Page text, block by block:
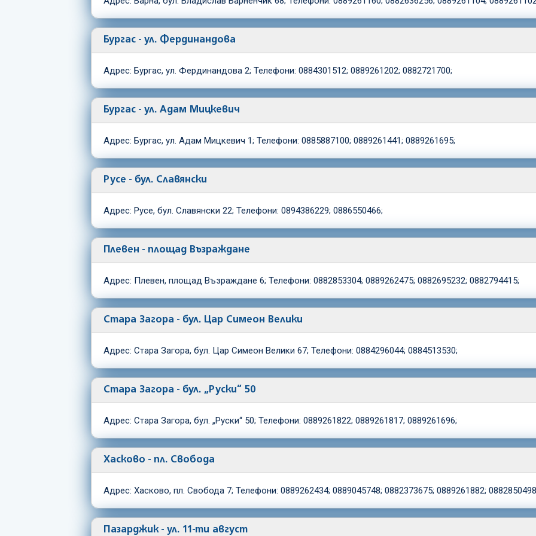
Бургас - ул. Фердинандова
Адрес: Бургас, ул. Фердинандова 2; Телефони: 0884301512; 0889261202; 0882721700;
Бургас - ул. Адам Мицкевич
Адрес: Бургас, ул. Адам Мицкевич 1; Телефони: 0885887100; 0889261441; 0889261695;
Русе - бул. Славянски
Адрес: Русе, бул. Славянски 22; Телефони: 0894386229; 0886550466;
Плевен - площад Възраждане
Адрес: Плевен, площад Възраждане 6; Телефони: 0882853304; 0889262475; 0882695232; 0882794415;
Стара Загора - бул. Цар Симеон Велики
Адрес: Стара Загора, бул. Цар Симеон Велики 67; Телефони: 0884296044; 0884513530;
Стара Загора - бул. „Руски“ 50
Адрес: Стара Загора, бул. „Руски“ 50; Телефони: 0889261822; 0889261817; 0889261696;
Хасково - пл. Свобода
Адрес: Хасково, пл. Свобода 7; Телефони: 0889262434; 0889045748; 0882373675; 0889261882;
Пазарджик - ул. 11-ти август